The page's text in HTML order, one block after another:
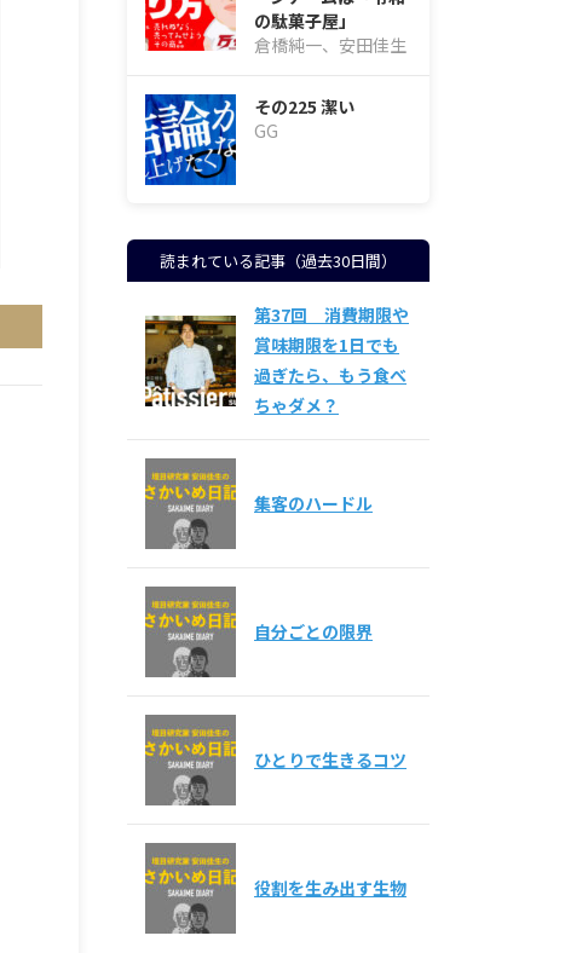
の駄菓子屋」
倉橋純一、安田佳生
その225 潔い
GG
読まれている記事（過去30日間）
第37回 消費期限や
賞味期限を1日でも
過ぎたら、もう食べ
ちゃダメ？
集客のハードル
自分ごとの限界
ひとりで生きるコツ
役割を生み出す生物